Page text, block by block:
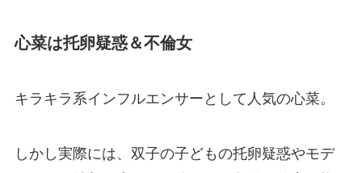
心菜は托卵疑惑＆不倫女
キラキラ系インフルエンサーとして人気の心菜。
しかし実際には、双子の子どもの托卵疑惑やモデ